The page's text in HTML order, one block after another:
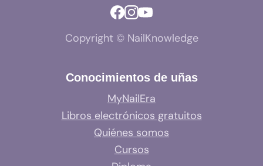
Copyright © NailKnowledge
Conocimientos de uñas
MyNailEra
Libros electrónicos gratuitos
Quiénes somos
Cursos